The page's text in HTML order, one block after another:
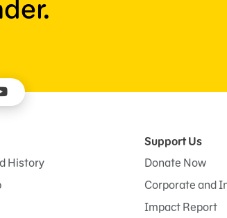
History
Support Us
Donate Now
Corporate and
Impact Report